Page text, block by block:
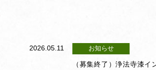
2026.05.11 お知らせ
（募集終了）浄法寺漆イ